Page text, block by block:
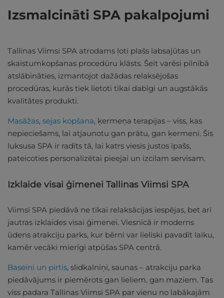
Izsmalcināti SPA pakalpojumi
Tallinas Viimsi SPA atrodams ļoti plašs labsajūtas un
skaistumkopšanas procedūru klāsts. Šeit varēsi pilnībā
atslābināties, izmantojot dažādas relaksējošas
procedūras, kurās tiek lietoti tikai dabīgi un augstākās
kvalitātes produkti.
Masāžas, sejas kopšana, ķermeņa terapijas – viss, kas
nepieciešams, lai atjaunotu gan prātu, gan ķermeni. Šis
luksusa SPA ir radīts tā, lai katrs viesis justos īpašs,
pateicoties personalizētai pieejai un izcilam servisam.
Izklaide visai ģimenei Tallinas Viimsi SPA
Viimsi SPA piedāvā ne tikai relaksācijas iespējas, bet arī
jautras izklaides visai ģimenei. Viesnīcā ir moderns
ūdens atrakciju parks, kur bērni var lieliski pavadīt laiku,
kamēr vecāki mierīgi atpūšas SPA centrā.
Baseini un pirtis, slidkalniņi, saunas – atrakciju parka
piedāvājums ir piemērots gan lieliem, gan maziem. Tas
viss padara Tallinas Viimsi SPA par vienu no labākajām